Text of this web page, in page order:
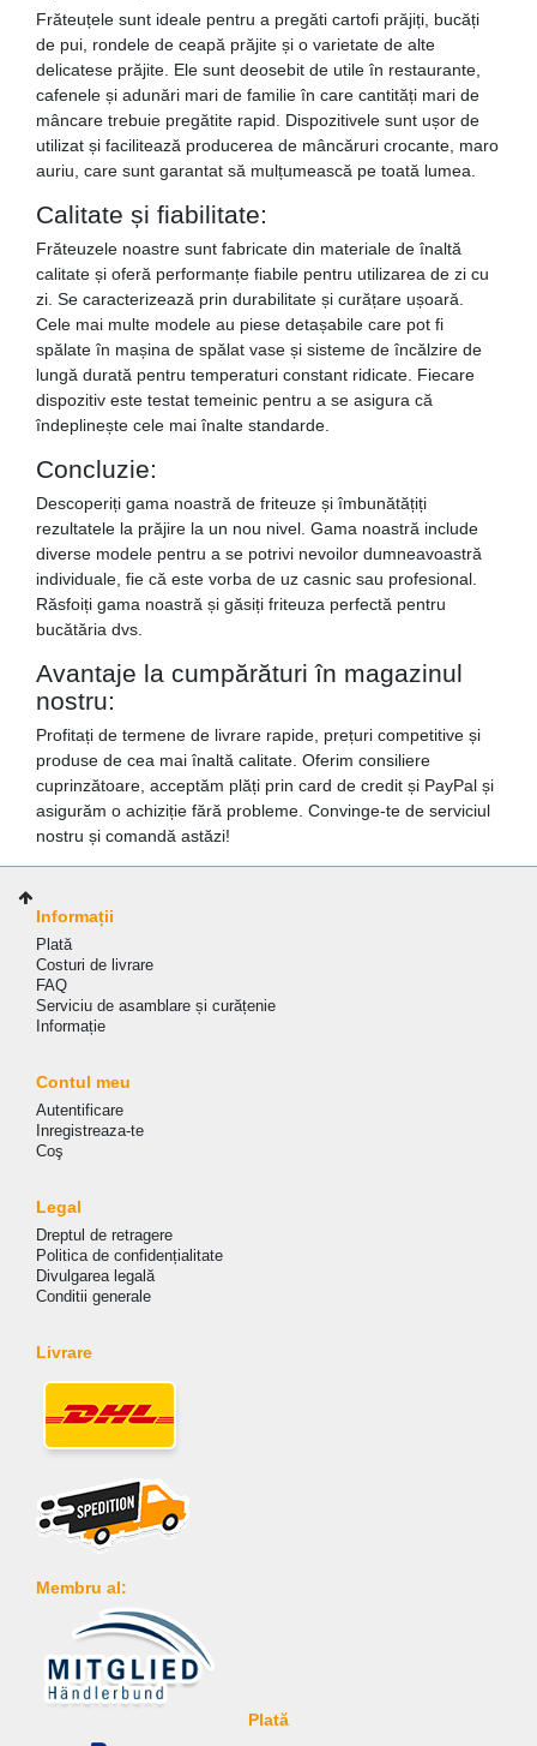
Frăteuțele sunt ideale pentru a pregăti cartofi prăjiți, bucăți
de pui, rondele de ceapă prăjite și o varietate de alte
delicatese prăjite. Ele sunt deosebit de utile în restaurante,
cafenele și adunări mari de familie în care cantități mari de
mâncare trebuie pregătite rapid. Dispozitivele sunt ușor de
utilizat și facilitează producerea de mâncăruri crocante, maro
auriu, care sunt garantat să mulțumească pe toată lumea.
Calitate și fiabilitate:
Frăteuzele noastre sunt fabricate din materiale de înaltă
calitate și oferă performanțe fiabile pentru utilizarea de zi cu
zi. Se caracterizează prin durabilitate și curățare ușoară.
Cele mai multe modele au piese detașabile care pot fi
spălate în mașina de spălat vase și sisteme de încălzire de
lungă durată pentru temperaturi constant ridicate. Fiecare
dispozitiv este testat temeinic pentru a se asigura că
îndeplinește cele mai înalte standarde.
Concluzie:
Descoperiți gama noastră de friteuze și îmbunătățiți
rezultatele la prăjire la un nou nivel. Gama noastră include
diverse modele pentru a se potrivi nevoilor dumneavoastră
individuale, fie că este vorba de uz casnic sau profesional.
Răsfoiți gama noastră și găsiți friteuza perfectă pentru
bucătăria dvs.
Avantaje la cumpărături în magazinul
nostru:
Profitați de termene de livrare rapide, prețuri competitive și
produse de cea mai înaltă calitate. Oferim consiliere
cuprinzătoare, acceptăm plăți prin card de credit și PayPal și
asigurăm o achiziție fără probleme. Convinge-te de serviciul
nostru și comandă astăzi!
Informații
Plată
Costuri de livrare
FAQ
Serviciu de asamblare și curățenie
Informație
Contul meu
Autentificare
Inregistreaza-te
Coş
Legal
Dreptul de retragere
Politica de сonfidențialitate
Divulgarea legală
Conditii generale
Livrare
Membru al:
Plată